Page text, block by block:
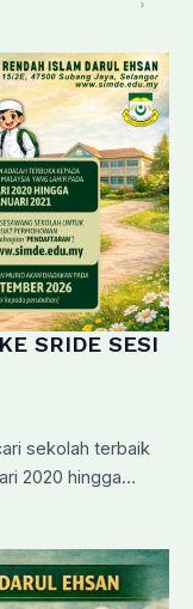
SRIDE SESI
sekolah terbaik
2020 hingga…